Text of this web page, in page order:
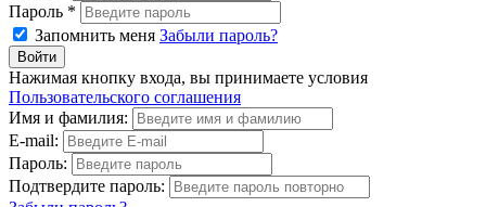
Пароль *
Запомнить меня Забыли пароль?
Нажимая кнопку входа, вы принимаете условия
Пользовательского соглашения
Имя и фамилия:
E-mail:
Пароль:
Подтвердите пароль: